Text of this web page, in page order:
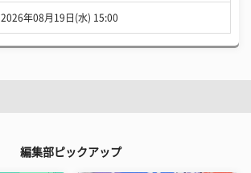
2026年08月19日(水) 15:00
編集部ピックアップ